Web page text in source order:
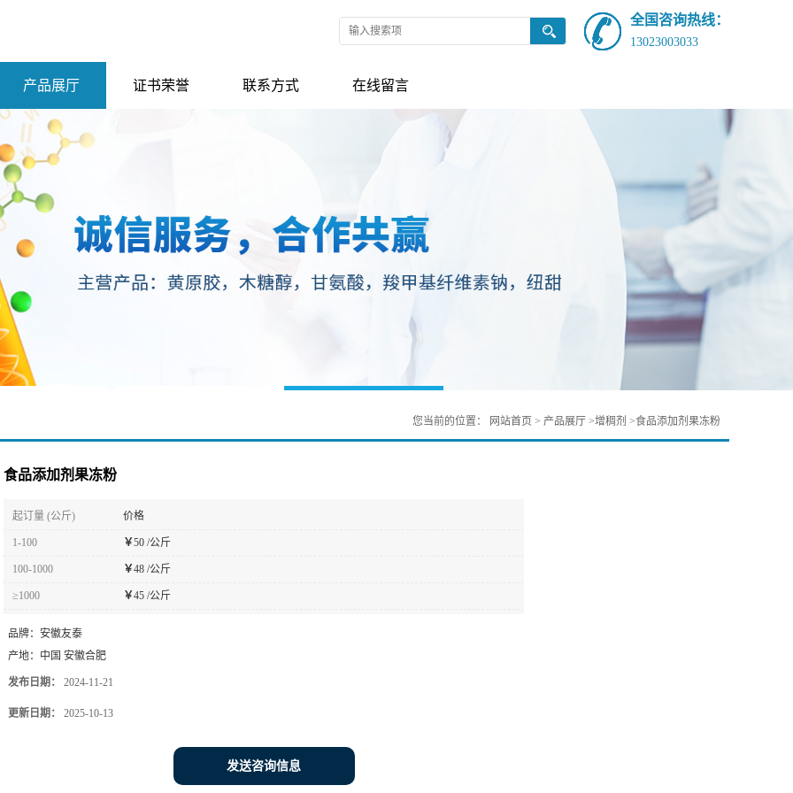
全国咨询热线：
13023003033
产品展厅 证书荣誉 联系方式 在线留言
您当前的位置： 网站首页 > 产品展厅 >增稠剂 >食品添加剂果冻粉
食品添加剂果冻粉
起订量 (公斤) 价格
1-100 ￥50 /公斤
100-1000 ￥48 /公斤
≥1000 ￥45 /公斤
品牌： 安徽友泰
产地： 中国 安徽合肥
发布日期： 2024-11-21
更新日期： 2025-10-13
发送咨询信息